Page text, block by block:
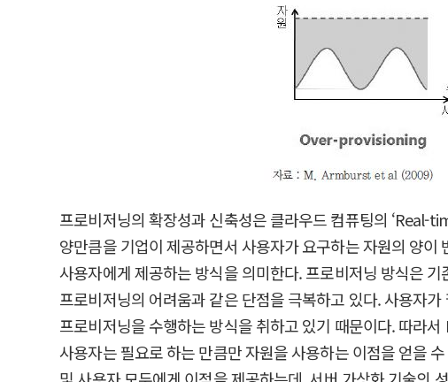
프로비저닝의 확장성과 신축성은 클라우드 컴퓨팅의
양만큼을 기업이 제공하면서 사용자가 요구하는 자원의 양
사용자에게 제공하는 방식을 의미한다. 프로비저닝 방식은
프로비저닝의 어려움과 같은 단점을 극복하고 있다. 사용자
프로비저닝을 수행하는 방식을 취하고 있기 때문이다. 따라
사용자는 필요로 하는 만큼만 자원을 사용하는 이점을 얻을